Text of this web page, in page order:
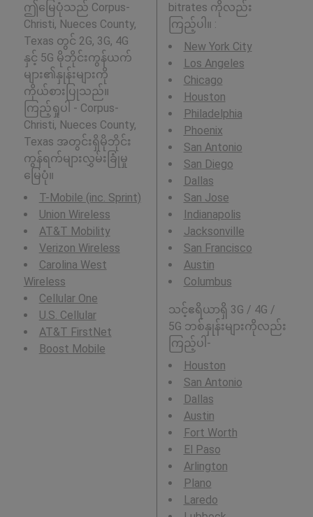
ဤမြေပုံသည် Corpus-
Christi, Nueces County,
Texas တွင် 2G, 3G, 4G
နှင့် 5G မိုဘိုင်းကွန်ယက်
များ၏နှုန်းများကို
ကိုယ်စားပြုသည်။
ကြည့်ရှုပါ - Corpus-
Christi, Nueces County,
Texas အတွင်းရှိမိုဘိုင်း
ကွန်ရက်များလွှမ်းခြုံမှု
မြေပုံ။
T-Mobile (inc. Sprint)
Union Wireless
AT&T Mobility
Verizon Wireless
Carolina West
Wireless
Cellular One
U.S. Cellular
AT&T FirstNet
Boost Mobile
bitrates ကိုလည်း
ကြည့်ပါ။ :
New York City
Los Angeles
Chicago
Houston
Philadelphia
Phoenix
San Antonio
San Diego
Dallas
San Jose
Indianapolis
Jacksonville
San Francisco
Austin
Columbus
သင့်ဧရိယာရှိ 3G / 4G /
5G ဘစ်နှုန်းများကိုလည်း
ကြည့်ပါ-
Houston
San Antonio
Dallas
Austin
Fort Worth
El Paso
Arlington
Plano
Laredo